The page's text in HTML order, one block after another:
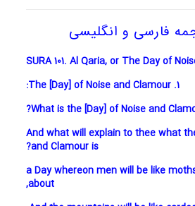
فارسی و انگلیسی
SURA 101. Al Qaria, or The Day of
1. The [Day] of Noise and Clamour:
3. And what will explain to thee what
and Clamour is?
4. [It is] a Day whereon men will be like
about,